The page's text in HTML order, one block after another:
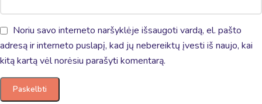
Noriu savo interneto naršyklėje išsaugoti vardą, el. pašto
adresą ir interneto puslapį, kad jų nebereiktų įvesti iš naujo, kai
kitą kartą vėl norėsiu parašyti komentarą.